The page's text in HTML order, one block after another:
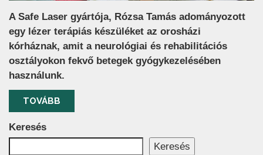
A Safe Laser gyártója, Rózsa Tamás adományozott
egy lézer terápiás készüléket az orosházi
kórháznak, amit a neurológiai és rehabilitációs
osztályokon fekvő betegek gyógykezelésében
használunk.
TOVÁBB
Keresés
Keresés